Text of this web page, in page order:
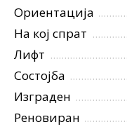
Ориентација
На кој спрат
Лифт
Состојба
Изграден
Реновиран